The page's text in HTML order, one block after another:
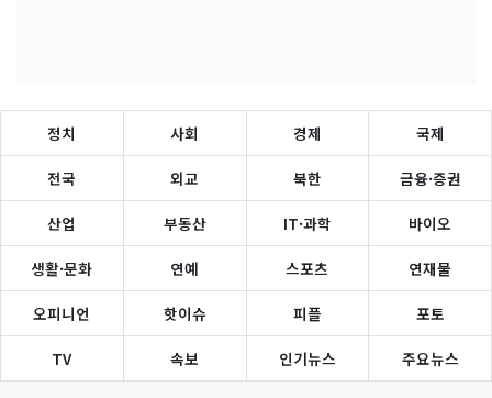
정치 사회 경제 국제
전국 외교 북한 금융·증권
산업 부동산 IT·과학 바이오
생활·문화 연예 스포츠 연재물
오피니언 핫이슈 피플 포토
TV 속보 인기뉴스 주요뉴스